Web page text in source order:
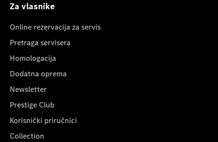
Za vlasnike
Online rezervacija za servis
Pretraga servisera
Homologacija
Dodatna oprema
Newsletter
Prestige Club
Korisnički priručnici
Collection